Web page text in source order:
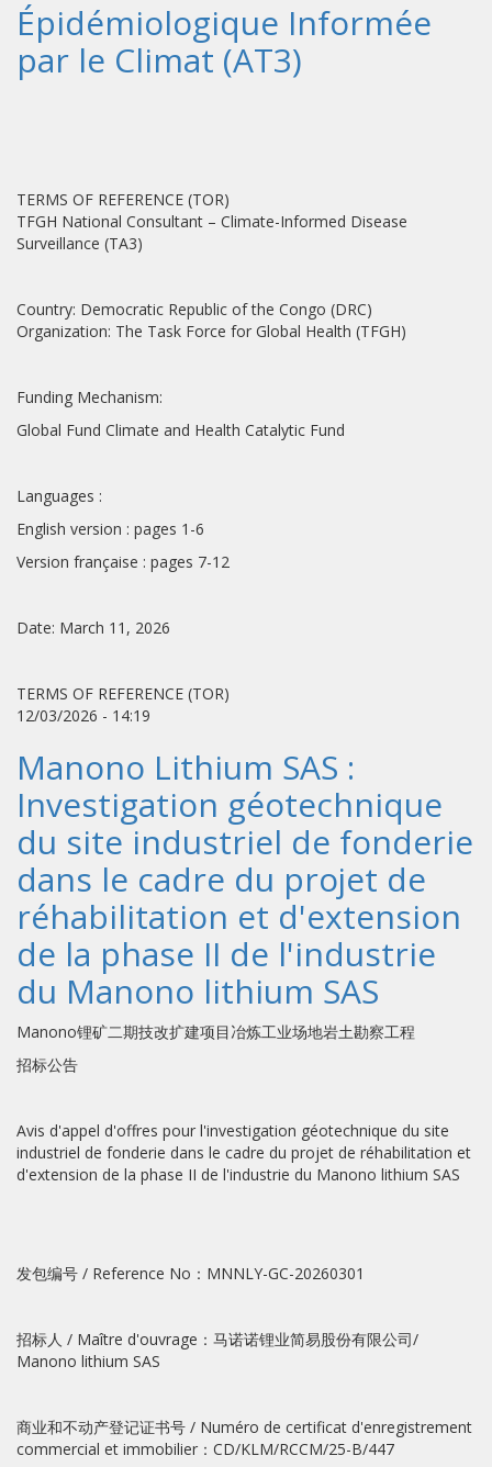
Épidémiologique Informée
par le Climat (AT3)
TERMS OF REFERENCE (TOR)
TFGH National Consultant – Climate-Informed Disease
Surveillance (TA3)
Country: Democratic Republic of the Congo (DRC)
Organization: The Task Force for Global Health (TFGH)
Funding Mechanism:
Global Fund Climate and Health Catalytic Fund
Languages :
English version : pages 1-6
Version française : pages 7-12
Date: March 11, 2026
TERMS OF REFERENCE (TOR)
12/03/2026 - 14:19
Manono Lithium SAS :
Investigation géotechnique
du site industriel de fonderie
dans le cadre du projet de
réhabilitation et d'extension
de la phase II de l'industrie
du Manono lithium SAS
Manono锂矿二期技改扩建项目冶炼工业场地岩土勘察工程
招标公告
Avis d'appel d'offres pour l'investigation géotechnique du site
industriel de fonderie dans le cadre du projet de réhabilitation et
d'extension de la phase II de l'industrie du Manono lithium SAS
发包编号 / Reference No：MNNLY-GC-20260301
招标人 / Maître d'ouvrage：马诺诺锂业简易股份有限公司/
Manono lithium SAS
商业和不动产登记证书号 / Numéro de certificat d'enregistrement
commercial et immobilier：CD/KLM/RCCM/25-B/447